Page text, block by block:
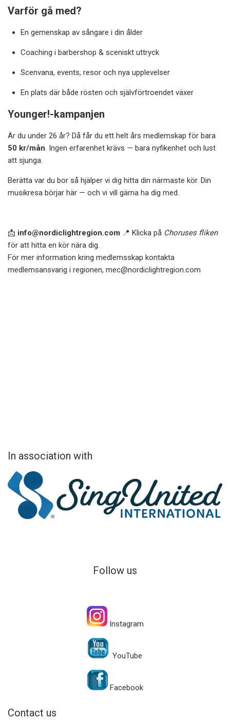
Varför gå med?
En gemenskap av sångare i din ålder
Coaching i barbershop & sceniskt uttryck
Scenvana, events, resor och nya upplevelser
En plats där både rösten och självförtroendet växer
Younger!-kampanjen
Är du under 26 år? Då får du ett helt års medlemskap för bara
50 kr/mån . Ingen erfarenhet krävs — bara nyfikenhet och lust
att sjunga.
Berätta var du bor så hjälper vi dig hitta din närmaste kör. Din
musikresa börjar här — och vi vill gärna ha dig med.
📩 info@nordiclightregion.com 📍 Klicka på Choruses fliken
för att hitta en kör nära dig.
För mer information kring medlemsskap kontakta
medlemsansvarig i regionen, mec@nordiclightregion.com
In association with
Follow us
Instagram
YouTube
Facebook
Contact us